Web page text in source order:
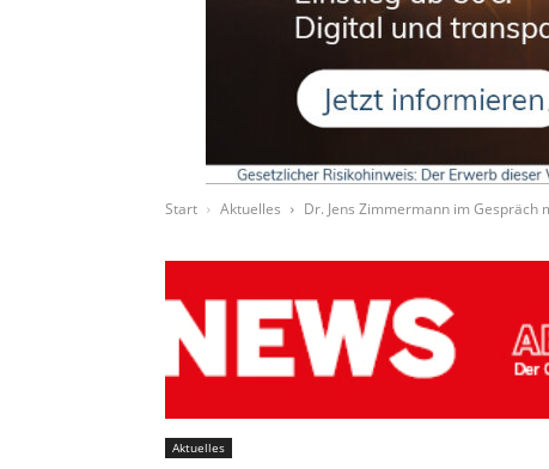
Start Aktuelles Dr. Jens Zimmermann im Gespräch
Aktuelles